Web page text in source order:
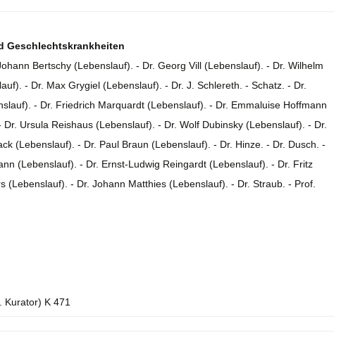
Geschlechtskrankheiten
Bertschy (Lebenslauf). - Dr. Georg Vill (Lebenslauf). - Dr. Wilhelm
- Dr. Max Grygiel (Lebenslauf). - Dr. J. Schlereth. - Schatz. - Dr.
- Dr. Friedrich Marquardt (Lebenslauf). - Dr. Emmaluise Hoffmann
Ursula Reishaus (Lebenslauf). - Dr. Wolf Dubinsky (Lebenslauf). - Dr.
(Lebenslauf). - Dr. Paul Braun (Lebenslauf). - Dr. Hinze. - Dr. Dusch. -
(Lebenslauf). - Dr. Ernst-Ludwig Reingardt (Lebenslauf). - Dr. Fritz
(Lebenslauf). - Dr. Johann Matthies (Lebenslauf). - Dr. Straub. - Prof.
Kurator) K 471